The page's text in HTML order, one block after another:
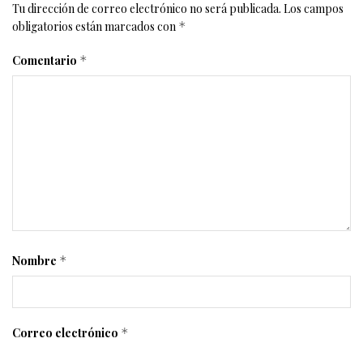
Tu dirección de correo electrónico no será publicada. Los campos
obligatorios están marcados con *
Comentario *
Nombre *
Correo electrónico *